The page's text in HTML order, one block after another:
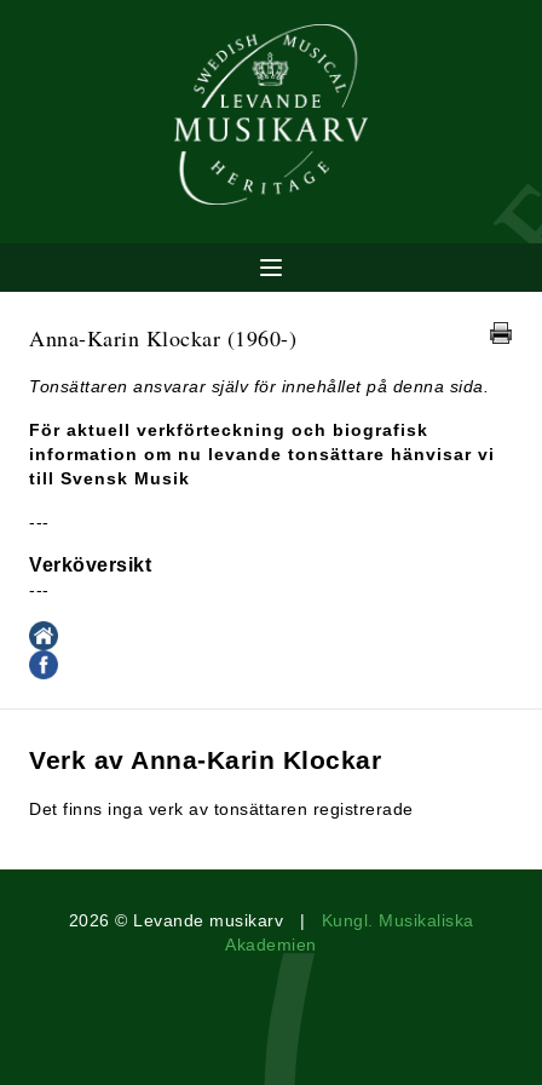
Anna-Karin Klockar (1960-)
Tonsättaren ansvarar själv för innehållet på denna sida.
För aktuell verkförteckning och biografisk
information om nu levande tonsättare hänvisar vi
till Svensk Musik
---
Verköversikt
---
Verk av Anna-Karin Klockar
Det finns inga verk av tonsättaren registrerade
2026 © Levande musikarv | Kungl. Musikaliska
Akademien